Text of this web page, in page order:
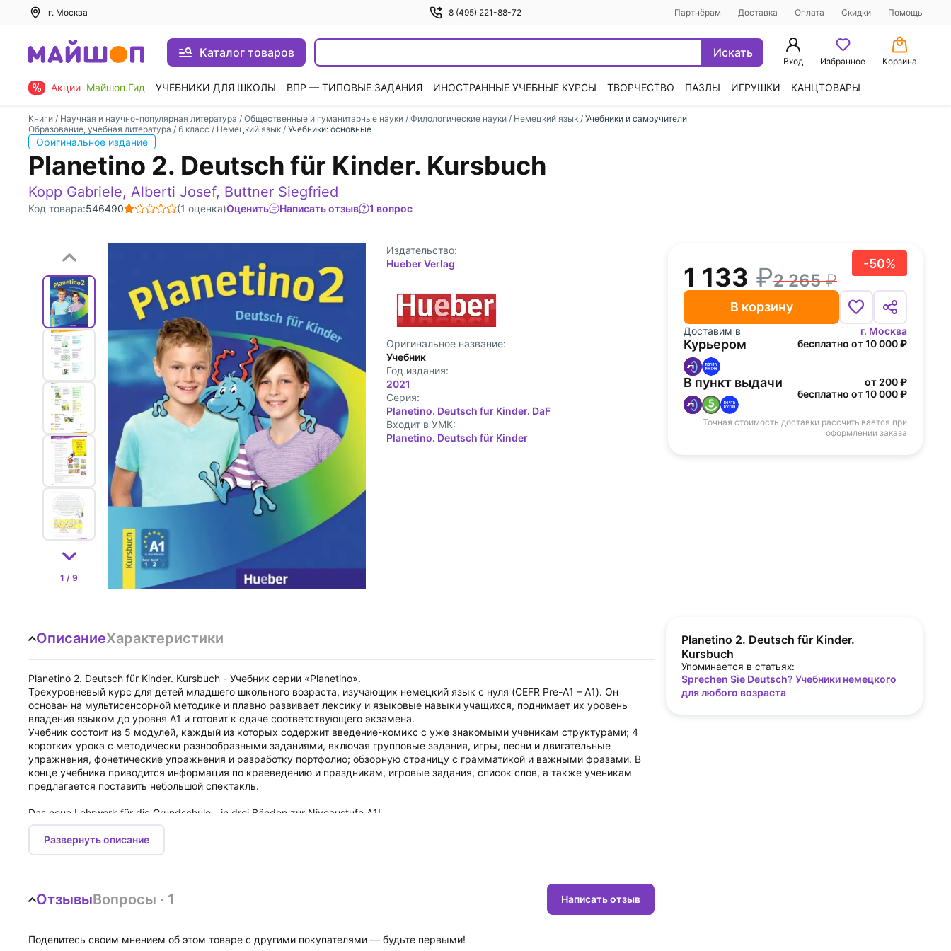
г. Москва 8 (495) 221-88-72 Партнёрам Доставка Оплата Скидки Помощь
Каталог товаров Искать
Вход Избранное Корзина
Акции Майшоп.Гид УЧЕБНИКИ ДЛЯ ШКОЛЫ ВПР — ТИПОВЫЕ ЗАДАНИЯ ИНОСТРАННЫЕ УЧЕБНЫЕ КУРСЫ ТВОРЧЕСТВО ПАЗЛЫ ИГРУШКИ КАНЦТОВАРЫ
Книги / Научная и научно-популярная литература / Общественные и гуманитарные науки / Филологические науки / Немецкий язык / Учебники и самоучители
Образование, учебная литература / 6 класс / Немецкий язык / Учебники: основные
Оригинальное издание
Planetino 2. Deutsch für Kinder. Kursbuch
Kopp Gabriele, Alberti Josef, Buttner Siegfried
Код товара:546490 (1 оценка)Оценить Написать отзыв 1 вопрос
1 / 9
-50%
1 133 2 265
В корзину
Доставим в г. Москва
Курьером бесплатно от 10 000 ₽
В пункт выдачи
от 200 ₽
бесплатно от 10 000 ₽
Точная стоимость доставки рассчитывается при
оформлении заказа
Издательство:
Hueber Verlag
Оригинальное название:
Учебник
Год издания:
2021
Cерия:
Planetino. Deutsch fur Kinder. DaF
Входит в УМК:
Planetino. Deutsch für Kinder
ОписаниеХарактеристики
Planetino 2. Deutsch für Kinder. Kursbuch - Учебник серии «Planetino».
Трехуровневый курс для детей младшего школьного возраста, изучающих немецкий язык с нуля (CEFR Pre-A1 – A1). Он
основан на мультисенсорной методике и плавно развивает лексику и языковые навыки учащихся, поднимает их уровень
владения языком до уровня A1 и готовит к сдаче соответствующего экзамена.
Учебник состоит из 5 модулей, каждый из которых содержит введение-комикс с уже знакомыми ученикам структурами; 4
коротких урока с методически разнообразными заданиями, включая групповые задания, игры, песни и двигательные
упражнения, фонетические упражнения и разработку портфолио; обзорную страницу с грамматикой и важными фразами. В
конце учебника приводится информация по краеведению и праздникам, игровые задания, список слов, а также ученикам
предлагается поставить небольшой спектакль.
Das neue Lehrwerk für die Grundschule - in drei Bänden zur Niveaustufe A1!
Voraussetzungen: Keine Vorkenntnisse erforderlich
Zielgruppe: Der Kurs wendet sich an
sieben- bis zehnjährige Kinder, die im In- oder Ausland ohne Vorkenntnisse Deutsch lernen.
Planetino orientiert sich an den Vorgaben des Europäischen Referenzrahmens und setzt den Portfoliogedanken konkret um.
Jeder Band bietet 5 Module, die jeweils nach dem gleichen Prinzip aufgebaut sind:
•Einstieg über 1-2 themenbezogenen Comics, die bereits bekannte Strukturen aufnehmen
•3-4 kurze Lektionen à 2-4 Seiten
•Übersichtsseite mit Grammatik und wichtigen Wendungen
Развернуть описание
ОтзывыВопросы · 1 Написать отзыв
Поделитесь своим мнением об этом товаре с другими покупателями — будьте первыми!
Planetino 2. Deutsch für Kinder.
Kursbuch
Упоминается в статьях:
Sprechen Sie Deutsch? Учебники немецкого
для любого возраста